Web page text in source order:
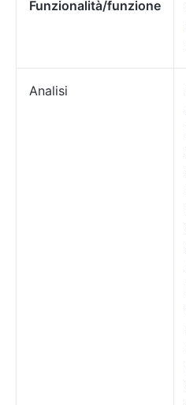
Funzionalità/funzione
Analisi